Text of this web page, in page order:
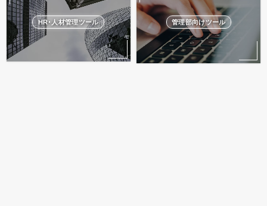
HR･人材管理ツール 管理部向けツール